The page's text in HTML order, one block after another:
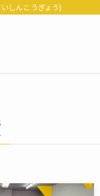
しんこうぎょう)